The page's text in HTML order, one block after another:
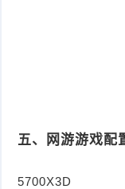
五、网游游戏配
5700X3D